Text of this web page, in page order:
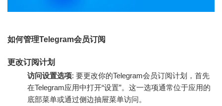
如何管理Telegram会员订阅
更改订阅计划
访问设置选项: 要更改你的Telegram会员订阅计划，首先
在Telegram应用中打开“设置”。这一选项通常位于应用的
底部菜单或通过侧边抽屉菜单访问。